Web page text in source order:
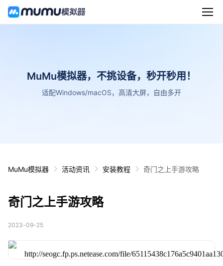
MuMu模拟器，不挑设备，秒开秒用！
适配Windows/macOS，高清大屏，自由多开
MuMu模拟器 活动资讯 安装教程 奇门之上手游攻略
奇门之上手游攻略
2023-09-25